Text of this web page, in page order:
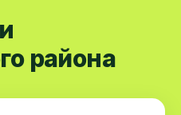
района